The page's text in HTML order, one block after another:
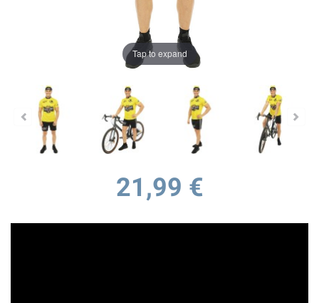
Tap to expand
21,99 €